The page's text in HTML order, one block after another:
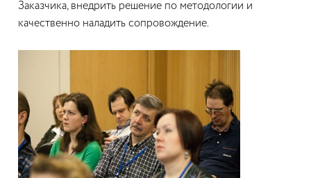
Заказчика, внедрить решение по методологии и
качественно наладить сопровождение.